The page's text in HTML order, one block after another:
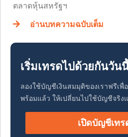
ตลาดหุ้นสหรัฐฯ
อ่านบทความฉบับเต็ม
เริ่มเทรดไปด้วยกันวัน
ลองใช้บัญชีเงินสมมุติของเราฟรีเพื่
พร้อมแล้ว ให้เปลี่ยนไปใช้บัญชีจริงแ
เปิดบัญชีเทร